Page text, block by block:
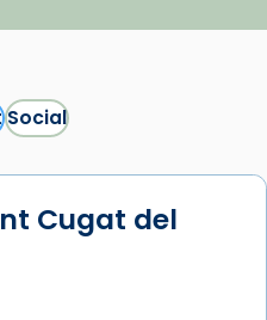
Social
Cugat del